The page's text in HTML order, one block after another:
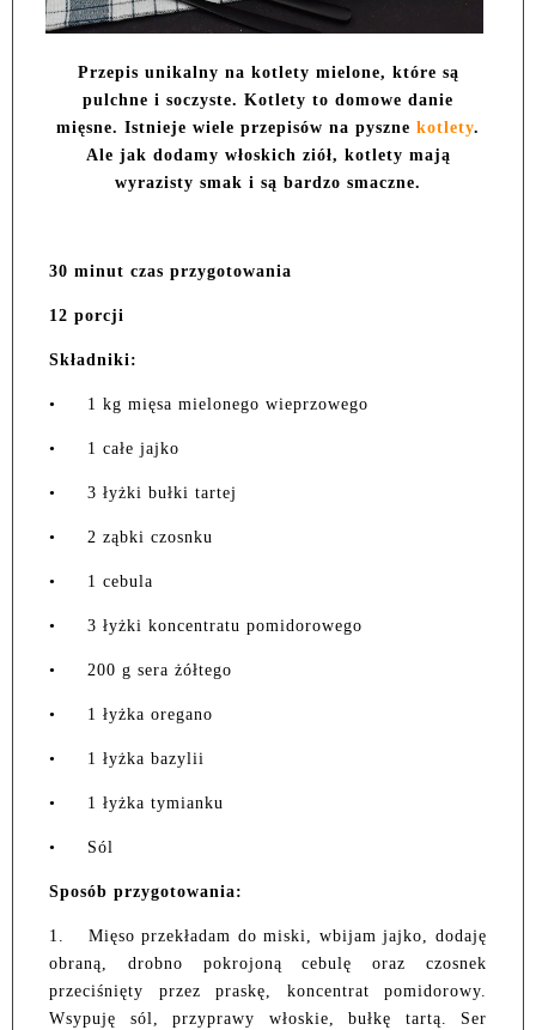
Przepis unikalny na kotlety mielone, które są
pulchne i soczyste. Kotlety to domowe danie
mięsne. Istnieje wiele przepisów na pyszne kotlety.
Ale jak dodamy włoskich ziół, kotlety mają
wyrazisty smak i są bardzo smaczne.
30 minut czas przygotowania
12 porcji
Składniki:
• 1 kg mięsa mielonego wieprzowego
• 1 całe jajko
• 3 łyżki bułki tartej
• 2 ząbki czosnku
• 1 cebula
• 3 łyżki koncentratu pomidorowego
• 200 g sera żółtego
• 1 łyżka oregano
• 1 łyżka bazylii
• 1 łyżka tymianku
• Sól
Sposób przygotowania:
1.
Mięso przekładam do miski, wbijam jajko, dodaję
obraną, drobno pokrojoną cebulę oraz czosnek
przeciśnięty przez praskę, koncentrat pomidorowy.
Wsypuję sól, przyprawy włoskie, bułkę tartą. Ser